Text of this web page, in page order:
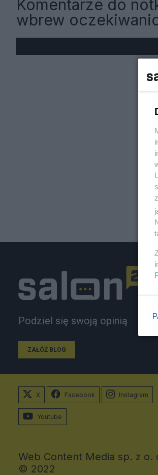
Komentarze do
wbrew
Podziel się swoją opinią
ZAŁÓŻ BLOG
X Facebook Instagram
Youtube
Web Content Media sp. z o.
© 2022